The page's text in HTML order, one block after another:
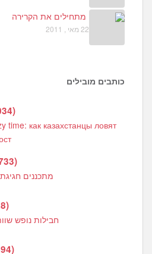
מתחילים את הקרירה
22 מאי , 2011
כותבים מובילים
)
time: как казахстанцы ловят
)
מתכננים
)
חבילות נופש
)